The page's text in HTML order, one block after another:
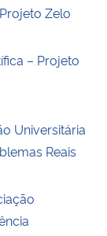
Zelo
– Projeto
Universitária
Reais